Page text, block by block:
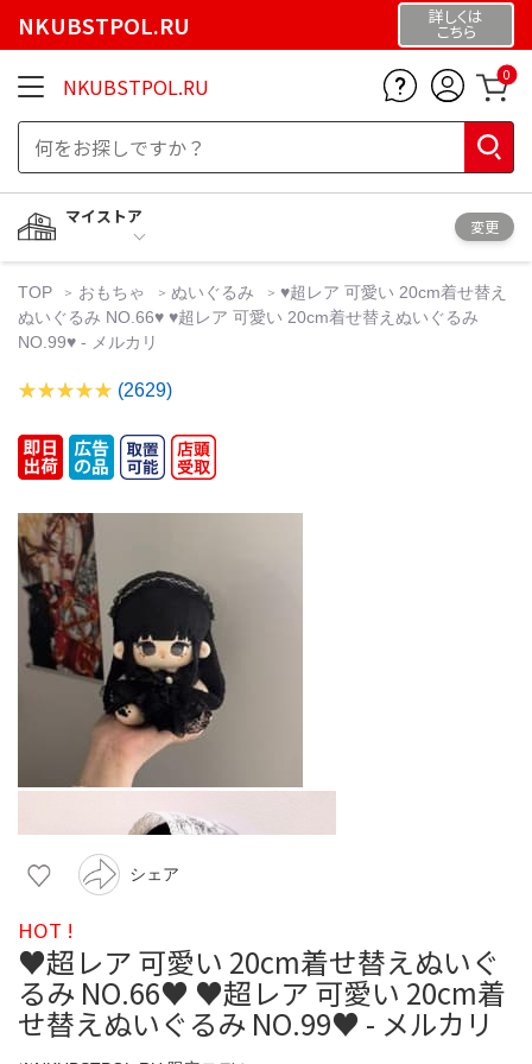
NKUBSTPOL.RU 詳しくは
こちら
NKUBSTPOL.RU 0
マイストア
変更
TOP おもちゃ ぬいぐるみ
♥超レア 可愛い 20cm着せ替え
ぬいぐるみ NO.66♥ ♥超レア 可愛い 20cm着せ替えぬいぐるみ
NO.99♥ - メルカリ
(2629)
シェア
HOT !
♥超レア 可愛い 20cm着せ替えぬいぐ
るみ NO.66♥ ♥超レア 可愛い 20cm着
せ替えぬいぐるみ NO.99♥ - メルカリ